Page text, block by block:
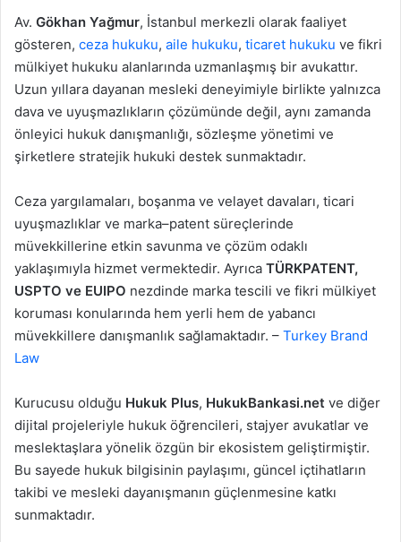
Av. Gökhan Yağmur, İstanbul merkezli olarak faaliyet
gösteren, ceza hukuku, aile hukuku, ticaret hukuku ve fikri
mülkiyet hukuku alanlarında uzmanlaşmış bir avukattır.
Uzun yıllara dayanan mesleki deneyimiyle birlikte yalnızca
dava ve uyuşmazlıkların çözümünde değil, aynı zamanda
önleyici hukuk danışmanlığı, sözleşme yönetimi ve
şirketlere stratejik hukuki destek sunmaktadır.
Ceza yargılamaları, boşanma ve velayet davaları, ticari
uyuşmazlıklar ve marka–patent süreçlerinde
müvekkillerine etkin savunma ve çözüm odaklı
yaklaşımıyla hizmet vermektedir. Ayrıca TÜRKPATENT,
USPTO ve EUIPO nezdinde marka tescili ve fikri mülkiyet
koruması konularında hem yerli hem de yabancı
müvekkillere danışmanlık sağlamaktadır. – Turkey Brand
Law
Kurucusu olduğu Hukuk Plus, HukukBankasi.net ve diğer
dijital projeleriyle hukuk öğrencileri, stajyer avukatlar ve
meslektaşlara yönelik özgün bir ekosistem geliştirmiştir.
Bu sayede hukuk bilgisinin paylaşımı, güncel içtihatların
takibi ve mesleki dayanışmanın güçlenmesine katkı
sunmaktadır.